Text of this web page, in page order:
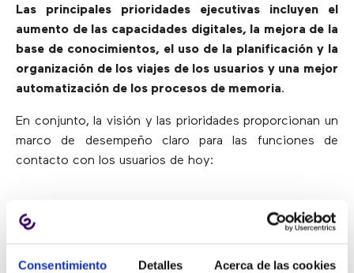
Consentimiento Detalles Acerca de las cookies
Las principales prioridades ejecutivas incluyen el
aumento de las capacidades digitales, la mejora de la
base de conocimientos, el uso de la planificación y la
organización de los viajes de los usuarios y una mejor
automatización de los procesos de memoria.
En conjunto, la visión y las prioridades proporcionan un
marco de desempeño claro para las funciones de
contacto con los usuarios de hoy:
1) Mejorar el rendimiento digital y
de autoservicio